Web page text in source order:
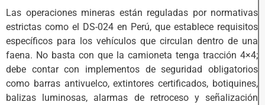
Las operaciones mineras están reguladas por normativas
estrictas como el DS-024 en Perú, que establece requisitos
específicos para los vehículos que circulan dentro de una
faena. No basta con que la camioneta tenga tracción 4×4;
debe contar con implementos de seguridad obligatorios
como barras antivuelco, extintores certificados, botiquines,
balizas luminosas, alarmas de retroceso y señalización